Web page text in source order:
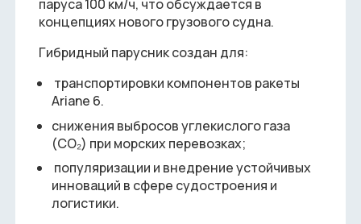
паруса 100 км/ч, что обсуждается в
концепциях нового грузового судна.
Гибридный парусник создан для:
транспортировки компонентов ракеты
Ariane 6.
снижения выбросов углекислого газа
(CO₂) при морских перевозках;
популяризации и внедрение устойчивых
инноваций в сфере судостроения и
логистики.